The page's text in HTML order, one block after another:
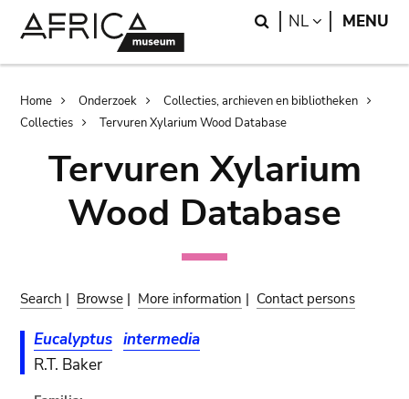
Search
NL LANGUAGE
MENU
Breadcrumb
Home Onderzoek
Collecties, archieven en bibliotheken
Collecties
Tervuren Xylarium Wood Database
Tervuren Xylarium
Wood Database
Search | Browse | More information | Contact persons
Eucalyptus intermedia
R.T. Baker